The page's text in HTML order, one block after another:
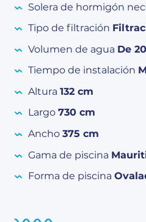
Solera de hormigón
Tipo de filtración
Volumen de agua De
Tiempo de instalación
Altura132 cm
Largo730 cm
Ancho375 cm
Gama de piscina
Forma de piscina